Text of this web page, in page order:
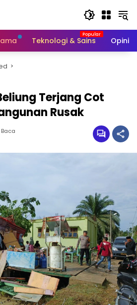
Teknologi & Sains Opini
Terjang Cot
Rusak